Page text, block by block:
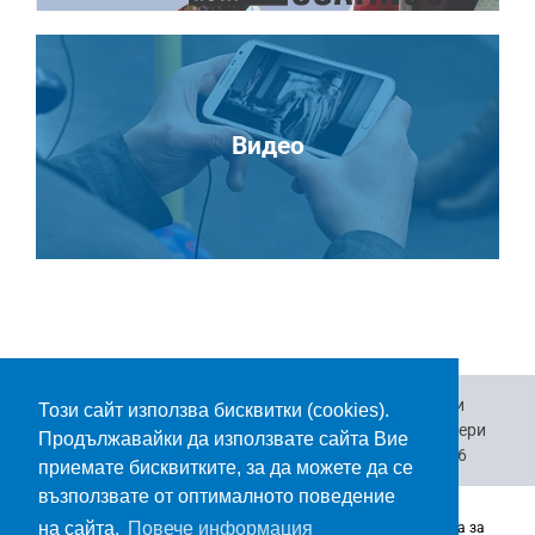
Този сайт използва бисквитки (cookies).
Продължавайки да използвате сайта Вие
приемате бисквитките, за да можете да се
възползвате от оптималното поведение
на сайта. Повече информация
Видео
Къде да закупя Важно за зрението
Брошури
Видеоклипове
За нас
Кариери
Каталог корекционни лещи 2026
Copyrights 2026 | Всички права са запазени | Права за